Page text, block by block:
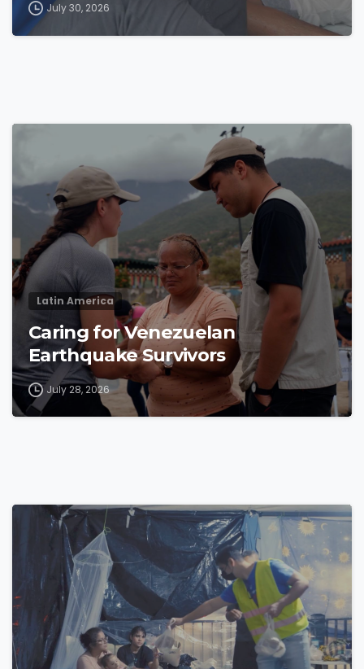
July 30, 2026
Latin America
Caring for Venezuelan
Earthquake Survivors
July 28, 2026